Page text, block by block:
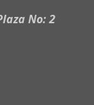
No: 2